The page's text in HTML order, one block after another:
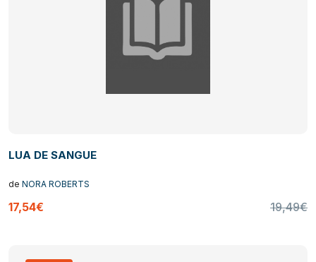
LUA DE SANGUE
de NORA ROBERTS
17,54€ 19,49€